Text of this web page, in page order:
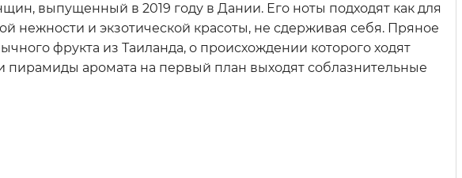
выпущенный в 2019 году в Дании. Его ноты подходят как для
нежности и экзотической красоты, не сдерживая себя. Пряное
фрукта из Таиланда, о происхождении которого ходят
аромата на первый план выходят соблазнительные